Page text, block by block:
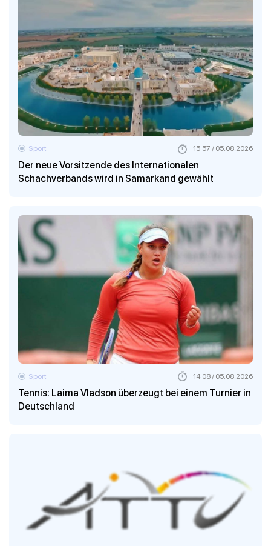
Der neue Vorsitzende des Internationalen
Schachverbands wird in Samarkand gewählt
Sport 15:57 / 05.08.2026
Tennis: Laima Vladson überzeugt bei einem Turnier in
Deutschland
Sport 14:08 / 05.08.2026